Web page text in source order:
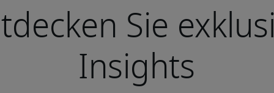
Sie
Insights